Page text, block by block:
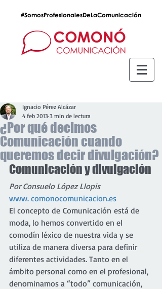
#SomosProfesionalesDeLaComunicación
¿Por qué decimos
Comunicación cuando
queremos decir divulgación?
Ignacio Pérez Alcázar
4 feb 2013 3 min de lectura
Comunicación y divulgación
Por Consuelo López Llopis
www. comonocomunicacion.es
El concepto de Comunicación está de
moda, lo hemos convertido en el
comodín léxico de nuestra vida y se
utiliza de manera diversa para definir
diferentes actividades. Tanto en el
ámbito personal como en el profesional,
denominamos a “todo” comunicación,